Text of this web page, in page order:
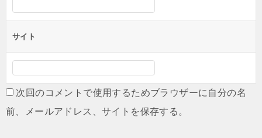
サイト
次回のコメントで使用するためブラウザーに自分の名
前、メールアドレス、サイトを保存する。